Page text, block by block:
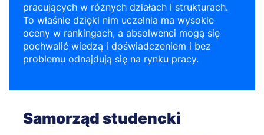
pracujących w różnych działach i strukturach.
To właśnie dzięki nim uczelnia ma wysokie
oceny w rankingach, a absolwenci mogą się
pochwalić wiedzą i doświadczeniem i bez
problemu odnajdują się na rynku pracy.
Samorząd studencki